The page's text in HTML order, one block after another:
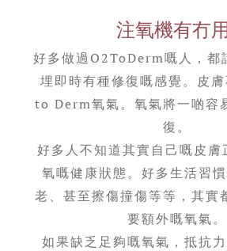
注氧機有冇
好多做過O2ToDerm嘅人，都
埋即時有種修復嘅感覺。皮
to Derm氧氣。氧氣將一啲容
復。
好多人不知道其實自己嘅皮膚
氧嘅健康狀態。好多生活習
老、甚至擦傷撞傷等等，其實
要額外嘅氧氣。
如果缺乏足夠嘅氧氣，抵抗